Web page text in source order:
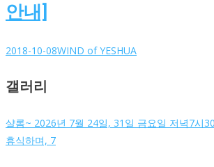
안내]
2018-10-08WIND of YESHUA
갤러리
샬롬~ 2026년 7월 24일, 31일 금요일 저녁7시
휴식하며, 7